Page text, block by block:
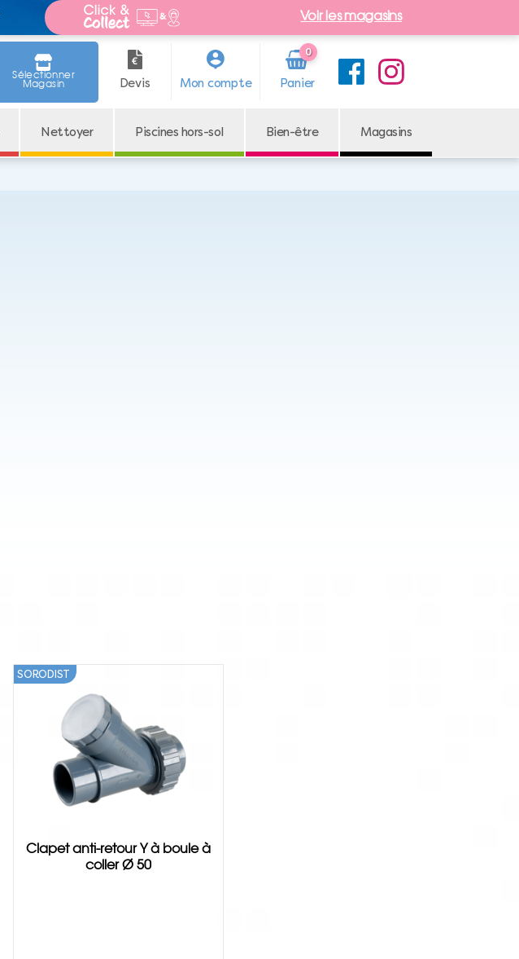
Voir les magasins
Sélectionner
Magasin Devis Mon compte
0
Arti
cle
Nettoyer Piscines hors-sol Bien-être Magasins
Clapet anti-retour Y à boule à
coller Ø 50
SORODIST